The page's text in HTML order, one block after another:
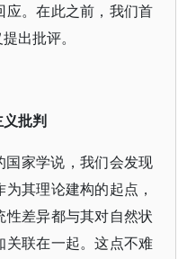
。在此之前，我们首
出批评。
批判
家学说，我们会发现
其理论建构的起点，
差异都与其对自然状
联在一起。这点不难